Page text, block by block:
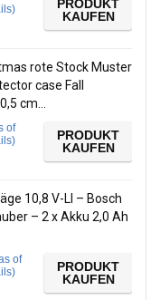
)
PRODUKT
KAUFEN
rote Stock Muster
case Fall
cm…
of
)
PRODUKT
KAUFEN
10,8 V-LI – Bosch
– 2 x Akku 2,0 Ah
of
)
PRODUKT
KAUFEN